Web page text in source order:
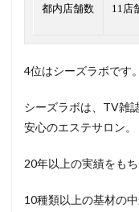
都内店舗数 11店
4位はシーズラボです。
シーズラボは、TV雑
安心のエステサロン。
20年以上の実績をも
10種類以上の基材の